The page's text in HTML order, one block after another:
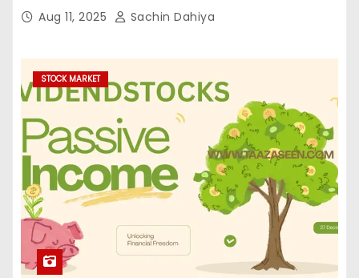
Aug 11, 2025 Sachin Dahiya
STOCK MARKET